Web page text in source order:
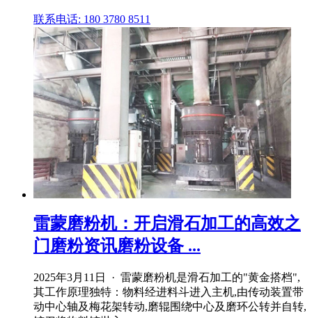
联系电话: 180 3780 8511
雷蒙磨粉机：开启滑石加工的高效之
门磨粉资讯磨粉设备 ...
2025年3月11日 · 雷蒙磨粉机是滑石加工的"黄金搭档",
其工作原理独特：物料经进料斗进入主机,由传动装置带
动中心轴及梅花架转动,磨辊围绕中心及磨环公转并自转,